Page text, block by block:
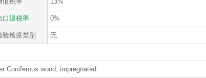
口退税率 0%
验检疫类别 无
Coniferous wood, impregnated